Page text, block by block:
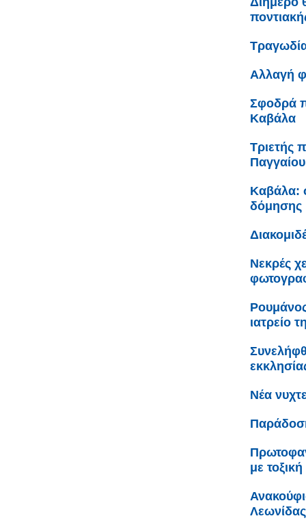
Αλλαγή
Σφοδρά
Καβάλα
Τριετής
Καβάλα:
δόμησης
Νεκρές
ιατρείο
Νέα
με
Λεωνίδας